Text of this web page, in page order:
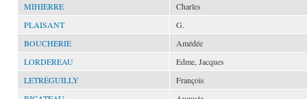
MIHIERRE
Charles
PLAISANT
G.
BOUCHERIE
Amédée
LORDEREAU
Edme, Jacques
LETRÉGUILLY
François